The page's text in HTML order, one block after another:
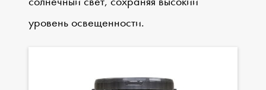
уровень освещенности.